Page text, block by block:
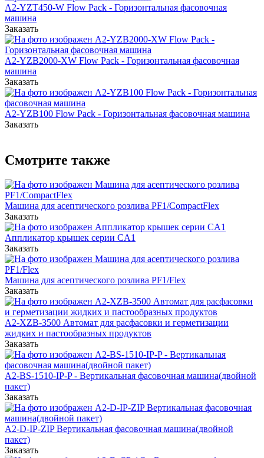
A2-YZT450-W Flow Pack - Горизонтальная фасовочная
машина
Заказать
A2-YZB2000-XW Flow Pack - Горизонтальная фасовочная
машина
Заказать
A2-YZB100 Flow Pack - Горизонтальная фасовочная машина
Заказать
Смотрите также
Машина для асептического розлива PF1/CompactFlex
Заказать
Аппликатор крышек серии CA1
Заказать
Машина для асептического розлива PF1/Flex
Заказать
A2-XZB-3500 Автомат для расфасовки и герметизации
жидких и пастообразных продуктов
Заказать
A2-BS-1510-IP-P - Вертикальная фасовочная машина(двойной
пакет)
Заказать
A2-D-IP-ZIP Вертикальная фасовочная машина(двойной
пакет)
Заказать